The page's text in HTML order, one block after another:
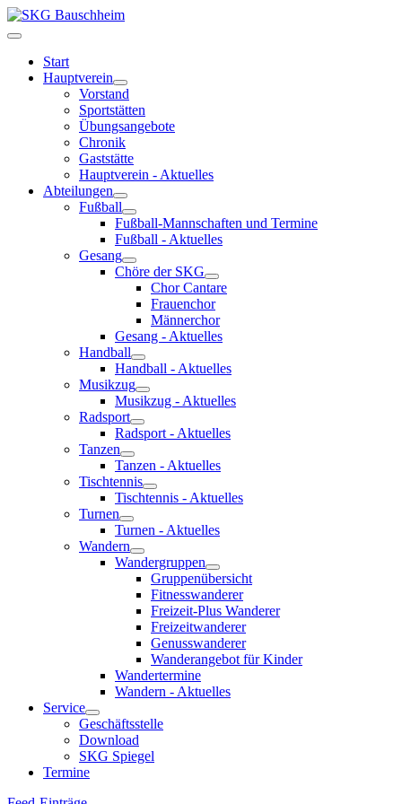
Start
Hauptverein
Vorstand
Sportstätten
Übungsangebote
Chronik
Gaststätte
Hauptverein - Aktuelles
Abteilungen
Fußball
Fußball-Mannschaften und Termine
Fußball - Aktuelles
Gesang
Chöre der SKG
Chor Cantare
Frauenchor
Männerchor
Gesang - Aktuelles
Handball
Handball - Aktuelles
Musikzug
Musikzug - Aktuelles
Radsport
Radsport - Aktuelles
Tanzen
Tanzen - Aktuelles
Tischtennis
Tischtennis - Aktuelles
Turnen
Turnen - Aktuelles
Wandern
Wandergruppen
Gruppenübersicht
Fitnesswanderer
Freizeit-Plus Wanderer
Freizeitwanderer
Genusswanderer
Wanderangebot für Kinder
Wandertermine
Wandern - Aktuelles
Service
Geschäftsstelle
Download
SKG Spiegel
Termine